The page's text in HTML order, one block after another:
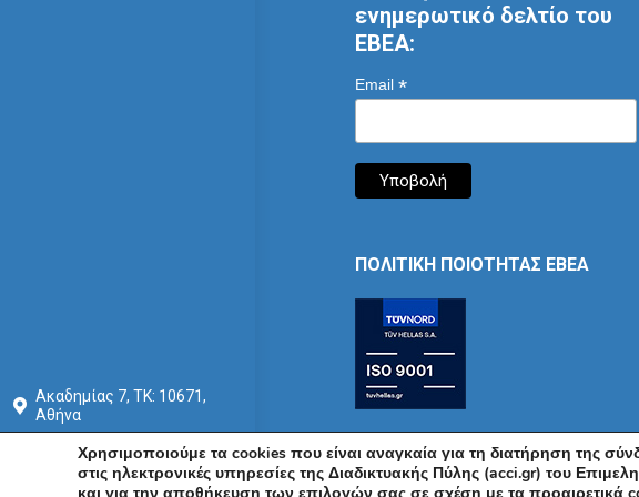
Ακαδημίας 7, ΤΚ: 10671,
Αθήνα
+30 210 3604815
info@acci.gr
ενημερωτικό δελτίο του
ΕΒΕΑ:
Email *
ΠΟΛΙΤΙΚΗ ΠΟΙΟΤΗΤΑΣ ΕΒΕΑ
Χρησιμοποιούμε τα cookies που είναι αναγκαία για τη διατήρηση της
στις ηλεκτρονικές υπηρεσίες της Διαδικτυακής Πύλης (acci.gr) του